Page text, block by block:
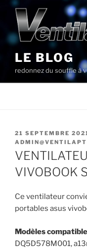
Aller
contenu
principal
LE BLOG
redonnez du souffle à
PUBLIÉ
LE
21 SEPTEMBRE
VIVOBOOK
Ce ventilateur
portables asus
Modèles
DQ5D578M001,